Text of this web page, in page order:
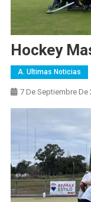
Hockey
A. Ultimas Noticias
7 De Septiembre De